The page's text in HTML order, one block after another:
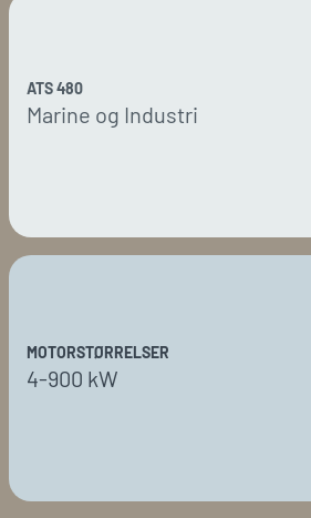
ATS 480
Marine og Industri
MOTORSTØRRELSER
4-900 kW